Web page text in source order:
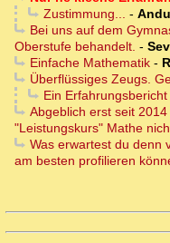
Zustimmung... -
Bei uns auf dem
Oberstufe behandelt. -
Einfache Mathematik-
Überflüssiges Zeugs.
Ein Erfahrungsbericht
Abgeblich erst seit
"Leistungskurs" Mathe
Was erwartest du denn
am besten profilieren